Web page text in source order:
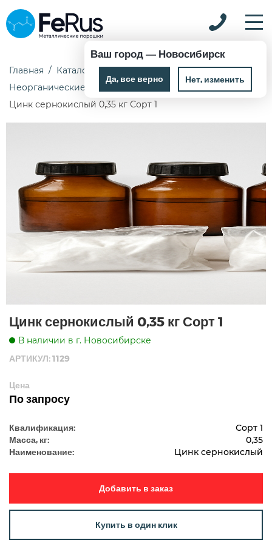
Ваш город — Новосибирск
Да, все верно Нет, изменить
Главная Каталог
Химические реактивы
Неорганические реактивы
Цинк сернокислый 0,35 кг Сорт 1
Цинк сернокислый 0,35 кг Сорт 1
В наличии в г. Новосибирске
АРТИКУЛ: 1129
Цена
По запросу
Квалификация: Сорт 1
Масса, кг: 0,35
Наименование: Цинк сернокислый
Добавить в заказ
Купить в один клик